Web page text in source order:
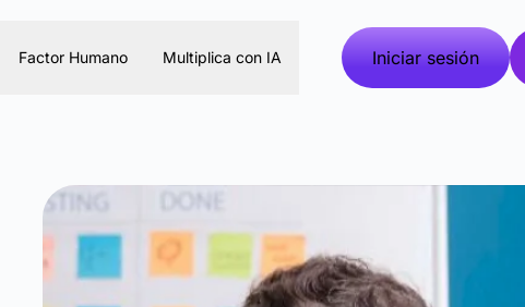
Factor Humano Multiplica con IA Iniciar sesión